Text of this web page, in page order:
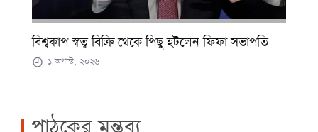
বিশ্বকাপ স্বত্ব বিক্রি থেকে পিছু হটলেন ফিফা সভাপতি
১ অগাস্ট, ২০২৬